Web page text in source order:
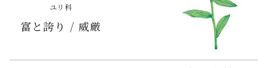
ユリ科
富と誇り / 威厳